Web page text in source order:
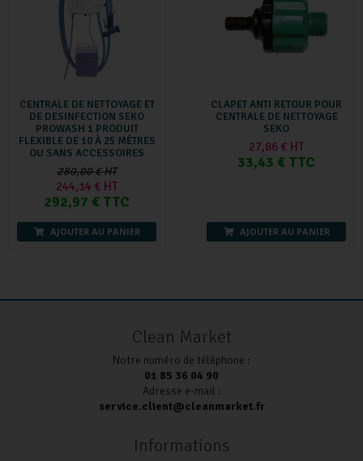
CENTRALE DE NETTOYAGE ET
DE DESINFECTION SEKO
PROWASH 1 PRODUIT
FLEXIBLE DE 10 À 25 MÉTRES
OU SANS ACCESSOIRES
280,00 € HT
244,14 € HT
292,97 € TTC
AJOUTER AU PANIER
CLAPET ANTI RETOUR POUR
CENTRALE DE NETTOYAGE
SEKO
27,86 € HT
33,43 € TTC
AJOUTER AU PANIER
Clean Market
Notre numéro de téléphone :
01 85 36 04 90
Adresse e-mail :
service.client@cleanmarket.fr
Informations